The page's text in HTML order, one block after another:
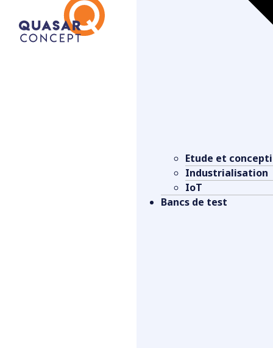
Etude et
Industrialisation
IoT
Bancs de test